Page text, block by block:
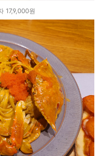
17,9,000원